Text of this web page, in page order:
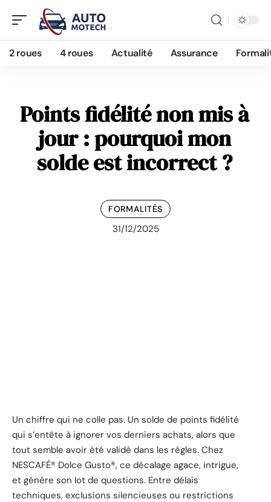
2 roues 4 roues Actualité Assurance
Points fidélité non mis à
jour : pourquoi mon
solde est incorrect ?
FORMALITÉS
31/12/2025
Un chiffre qui ne colle pas. Un solde de points fidélité
qui s’entête à ignorer vos derniers achats, alors que
tout semble avoir été validé dans les règles. Chez
NESCAFÉ® Dolce Gusto®, ce décalage agace, intrigue,
et génère son lot de questions. Entre délais
techniques, exclusions silencieuses ou restrictions